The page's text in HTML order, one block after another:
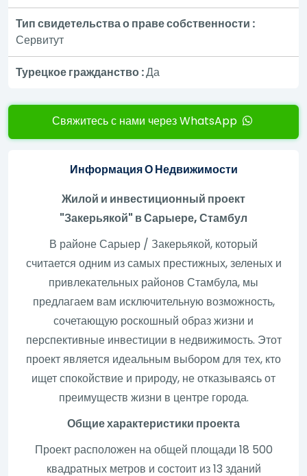
Тип свидетельства о праве собственности :
Сервитут
Турецкое гражданство :Да
Свяжитесь с нами через WhatsApp
Информация О Недвижимости
Жилой и инвестиционный проект
"Закерьякой" в Сарыере, Стамбул
В районе Сарыер / Закерьякой, который
считается одним из самых престижных, зеленых и
привлекательных районов Стамбула, мы
предлагаем вам исключительную возможность,
сочетающую роскошный образ жизни и
перспективные инвестиции в недвижимость. Этот
проект является идеальным выбором для тех, кто
ищет спокойствие и природу, не отказываясь от
преимуществ жизни в центре города.
Общие характеристики проекта
Проект расположен на общей площади 18 500
квадратных метров и состоит из 13 зданий